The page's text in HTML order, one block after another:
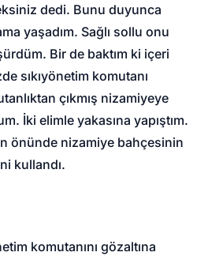
dedi. Bunu duyunca
yaşadım. Sağlı sollu onu
Bir de baktım ki içeri
sıkıyönetim komutanı
çıkmış nizamiyeye
İki elimle yakasına yapıştım.
önünde nizamiye bahçesinin
kullandı.
komutanını gözaltına